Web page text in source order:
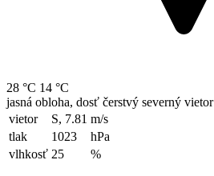
28 °C 14 °C
jasná obloha, dosť čerstvý severný vietor
vietor
S, 7.81 m/s
tlak
1023
hPa
vlhkosť 25 %